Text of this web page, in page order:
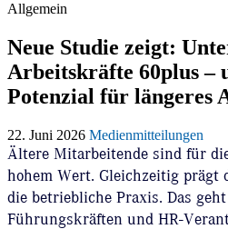
Allgemein
Neue Studie zeigt:
Arbeitskräfte 60plus –
Potenzial für längeres
22. Juni 2026 Medienmitteilungen
Ältere Mitarbeitende sind für
hohem Wert. Gleichzeitig prägt
die betriebliche Praxis. Das
Führungskräften und HR-